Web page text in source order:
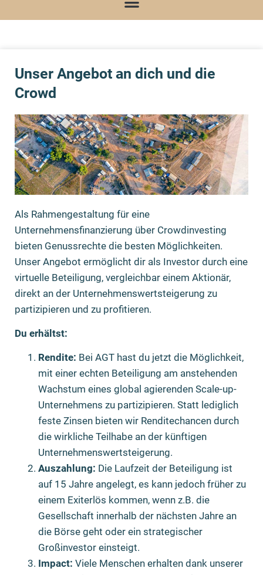
Unser Angebot an dich und die
Crowd
Als Rahmengestaltung für eine
Unternehmensfinanzierung über Crowdinvesting
bieten Genussrechte die besten Möglichkeiten.
Unser Angebot ermöglicht dir als Investor durch eine
virtuelle Beteiligung, vergleichbar einem Aktionär,
direkt an der Unternehmenswertsteigerung zu
partizipieren und zu profitieren.
Du erhältst:
Rendite: Bei AGT hast du jetzt die Möglichkeit,
mit einer echten Beteiligung am anstehenden
Wachstum eines global agierenden Scale-up-
Unternehmens zu partizipieren. Statt lediglich
feste Zinsen bieten wir Renditechancen durch
die wirkliche Teilhabe an der künftigen
Unternehmenswertsteigerung.
Auszahlung: Die Laufzeit der Beteiligung ist
auf 15 Jahre angelegt, es kann jedoch früher zu
einem Exiterlös kommen, wenn z.B. die
Gesellschaft innerhalb der nächsten Jahre an
die Börse geht oder ein strategischer
Großinvestor einsteigt.
Impact: Viele Menschen erhalten dank unserer